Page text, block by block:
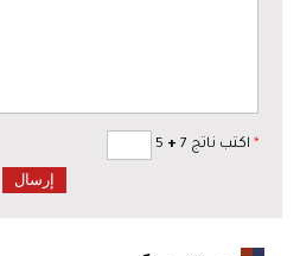
* اكتب ناتج 7 +